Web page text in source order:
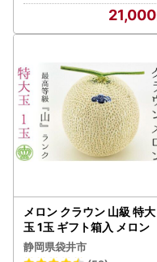
21,000
メロン クラウン 山級 特大
玉 1玉 ギフト箱入 メロン
静岡県袋井市